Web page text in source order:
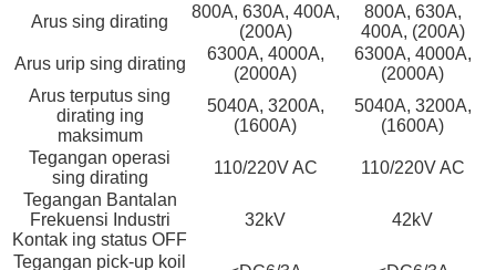
Arus sing dirating
800A, 630A, 400A,
(200A)
800A, 630A,
400A, (200A)
Arus urip sing dirating
6300A, 4000A,
(2000A)
6300A, 4000A,
(2000A)
Arus terputus sing
dirating ing
maksimum
5040A, 3200A,
(1600A)
5040A, 3200A,
(1600A)
Tegangan operasi
sing dirating
110/220V AC
110/220V AC
Tegangan Bantalan
Frekuensi Industri
Kontak ing status OFF
32kV 42kV
Tegangan pick-up koil